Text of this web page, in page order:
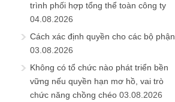
trình phối hợp tổng thể toàn công ty
04.08.2026
Cách xác định quyền cho các bộ phận
03.08.2026
Không có tổ chức nào phát triển bền
vững nếu quyền hạn mơ hồ, vai trò
chức năng chồng chéo 03.08.2026